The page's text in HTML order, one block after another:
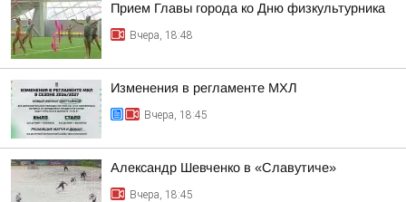
Прием Главы города ко Дню физкультурника
Вчера, 18:48
Изменения в регламенте МХЛ
Вчера, 18:45
Александр Шевченко в «Славутиче»
Вчера, 18:45